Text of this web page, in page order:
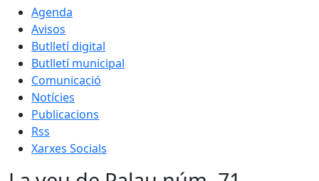
Agenda
Avisos
Butlletí digital
Butlletí municipal
Comunicació
Notícies
Publicacions
Rss
Xarxes Socials